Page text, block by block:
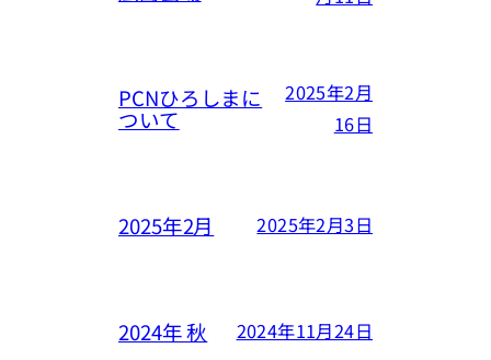
PCNひろしまに
ついて
2025年2月
16日
2025年2月 2025年2月3日
2024年 秋 2024年11月24日